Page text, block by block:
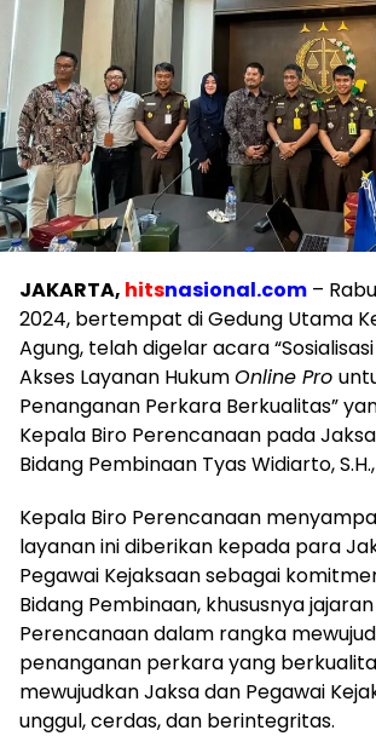
JAKARTA, hitsnasional.com –
2024, bertempat di Gedung Utama
Agung, telah digelar acara
Akses Layanan HukumOnline Pro
Penanganan Perkara Berkualitas”
Kepala Biro Perencanaan pada
Bidang Pembinaan Tyas Widiarto, S.H.,
Kepala Biro Perencanaan
layanan ini diberikan kepada para
Pegawai Kejaksaan sebagai
Bidang Pembinaan, khususnya
Perencanaan dalam rangka
penanganan perkara yang
mewujudkan Jaksa dan Pegawai
unggul, cerdas, dan berintegritas.